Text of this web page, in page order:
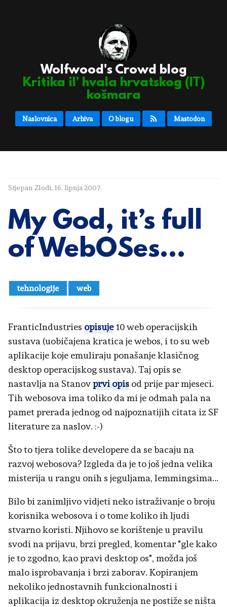
Wolfwood's Crowd blog
Kritika il’ hvala hrvatskog (IT)
košmara
Naslovnica Arhiva O blogu Mastodon
Stjepan Zlodi, 16. lipnja 2007.
My God, it’s full
of WebOSes…
tehnologije web
FranticIndustries opisuje10 web operacijskih
sustava (uobičajena kratica je webos, i to su web
aplikacije koje emuliraju ponašanje klasičnog
desktop operacijskog sustava). Taj opis se
nastavlja na Stanovprvi opis od prije par mjeseci.
Tih webosova ima toliko da mi je odmah pala na
pamet prerada jednog od najpoznatijih citata iz SF
literature za naslov. :-)
Što to tjera tolike developere da se bacaju na
razvoj webosova? Izgleda da je to još jedna velika
misterija u rangu onih s jeguljama, lemmingsima...
Bilo bi zanimljivo vidjeti neko istraživanje o broju
korisnika webosova i o tome koliko ih ljudi
stvarno koristi. Njihovo se korištenje u pravilu
svodi na prijavu, brzi pregled, komentar "gle kako
je to zgodno, kao pravi desktop os", možda još
malo isprobavanja i brzi zaborav. Kopiranjem
nekoliko jednostavnih funkcionalnosti i
aplikacija iz desktop okruženja ne postiže se ništa